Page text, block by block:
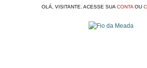
OLÁ, VISITANTE. ACESSE SUA CONTAOU